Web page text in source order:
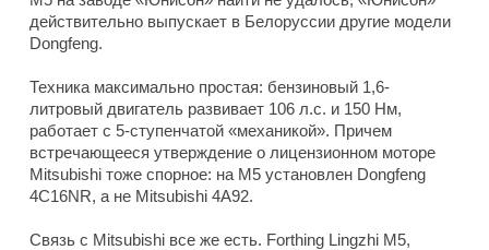
действительно выпускает в Белоруссии другие модели
Dongfeng.
Техника максимально простая: бензиновый 1,6-
литровый двигатель развивает 106 л.с. и 150 Нм,
работает с 5-ступенчатой «механикой». Причем
встречающееся утверждение о лицензионном моторе
Mitsubishi тоже спорное: на M5 установлен Dongfeng
4C16NR, а не Mitsubishi 4A92.
Связь с Mitsubishi все же есть. Forthing Lingzhi M5,